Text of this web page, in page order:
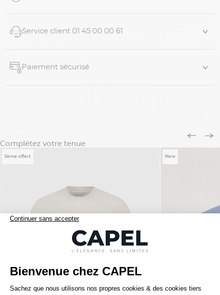
Service client 01 45 00 00 61
Paiement sécurisé
Complétez votre tenue
5ème offert New